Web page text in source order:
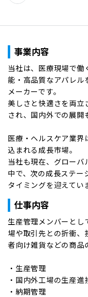
事業内容
当社は、医療現場で
能・高品質なアパレル
メーカーです。
美しさと快適さを両立
され、国内外での展開
医療・ヘルスケア業界
込まれる成長市場。
当社も現在、グロー
中で、次の成長ステー
仕事内容
生産管理メンバーとし
場や取引先との折衝、
者向け雑貨などの商品
・生産管理
・国内外工場の生産進
・納期管理